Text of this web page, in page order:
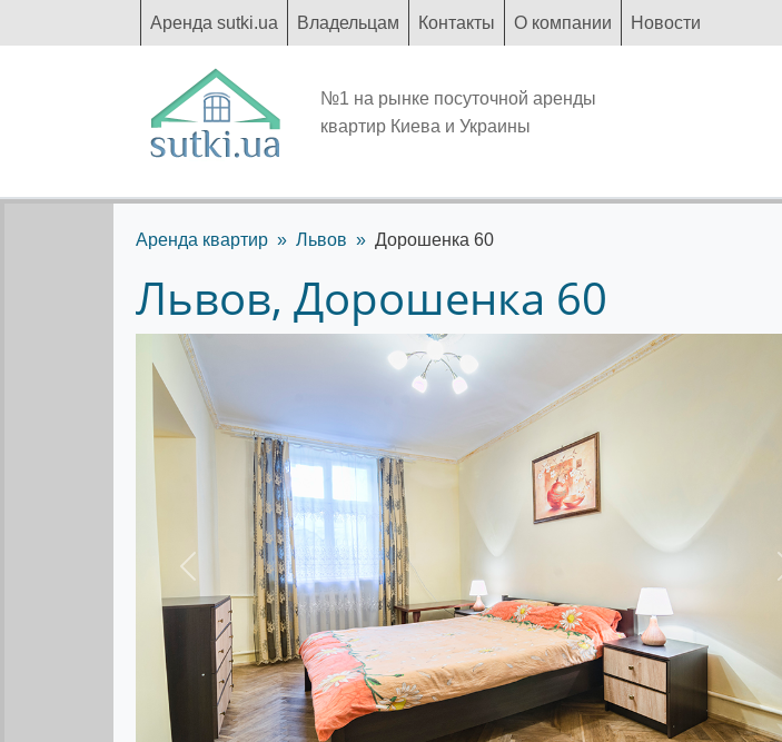
Аренда sutki.ua Владельцам Контакты О компании Новости
№1 на рынке посуточной аренды
квартир Киева и Украины
Аренда квартир Львов Дорошенка 60
Львов, Дорошенка 60
Предыдущее